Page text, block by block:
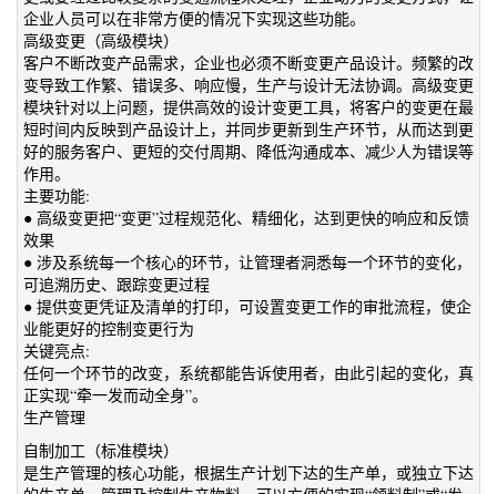
企业人员可以在非常方便的情况下实现这些功能。
高级变更（高级模块）
客户不断改变产品需求，企业也必须不断变更产品设计。频繁的改
变导致工作繁、错误多、响应慢，生产与设计无法协调。高级变更
模块针对以上问题，提供高效的设计变更工具，将客户的变更在最
短时间内反映到产品设计上，并同步更新到生产环节，从而达到更
好的服务客户、更短的交付周期、降低沟通成本、减少人为错误等
作用。
主要功能:
● 高级变更把“变更”过程规范化、精细化，达到更快的响应和反馈
效果
● 涉及系统每一个核心的环节，让管理者洞悉每一个环节的变化，
可追溯历史、跟踪变更过程
● 提供变更凭证及清单的打印，可设置变更工作的审批流程，使企
业能更好的控制变更行为
关键亮点:
任何一个环节的改变，系统都能告诉使用者，由此引起的变化，真
正实现“牵一发而动全身”。
生产管理
自制加工（标准模块）
是生产管理的核心功能，根据生产计划下达的生产单，或独立下达